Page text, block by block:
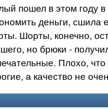
пошел в этом году
деньги, сшила
Шорты, конечно,
но брюки -
Плохо, что
а качество не